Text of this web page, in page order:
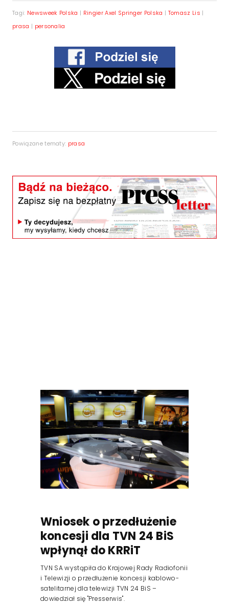
Tagi: Newsweek Polska | Ringier Axel Springer Polska | Tomasz Lis |
prasa | personalia
Powiązane tematy: prasa